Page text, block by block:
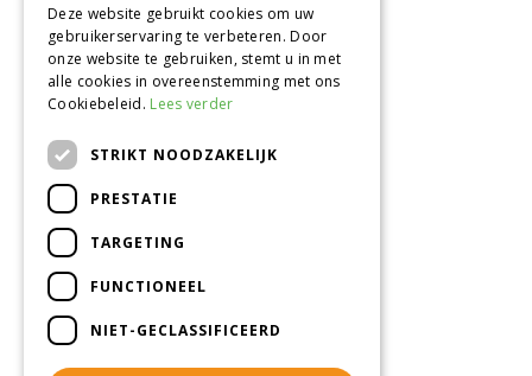
Onze locatie
Tuincentrum Alméérplant
Jac. P. Thijsseweg 4
pinterest
Deze website gebruikt cookies om uw
gebruikerservaring te verbeteren. Door
onze website te gebruiken, stemt u in met
alle cookies in overeenstemming met ons
Cookiebeleid. Lees verder
STRIKT NOODZAKELIJK
PRESTATIE
TARGETING
FUNCTIONEEL
NIET-GECLASSIFICEERD